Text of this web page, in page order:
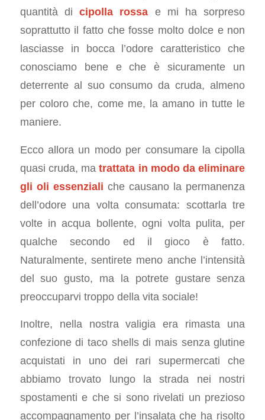
quantità dicipolla rossa e mi ha sorpreso
soprattutto il fatto che fosse molto dolce e non
lasciasse in bocca l’odore caratteristico che
conosciamo bene e che è sicuramente un
deterrente al suo consumo da cruda, almeno
per coloro che, come me, la amano in tutte le
maniere.
Ecco allora un modo per consumare la cipolla
quasi cruda, matrattata in modo da eliminare
gli oli essenziali che causano la permanenza
dell’odore una volta consumata: scottarla tre
volte in acqua bollente, ogni volta pulita, per
qualche secondo ed il gioco è fatto.
Naturalmente, sentirete meno anche l’intensità
del suo gusto, ma la potrete gustare senza
preoccuparvi troppo della vita sociale!
Inoltre, nella nostra valigia era rimasta una
confezione di taco shells di mais senza glutine
acquistati in uno dei rari supermercati che
abbiamo trovato lungo la strada nei nostri
spostamenti e che si sono rivelati un prezioso
accompagnamento per l’insalata che ha risolto